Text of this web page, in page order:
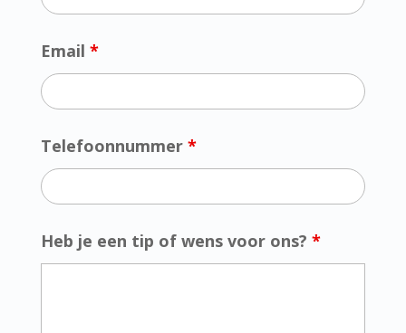
Email *
Telefoonnummer *
Heb je een tip of wens voor ons? *